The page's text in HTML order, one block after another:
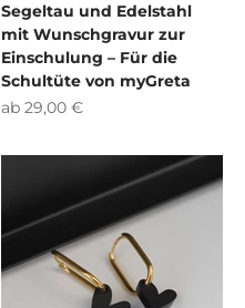
Segeltau und Edelstahl
mit Wunschgravur zur
Einschulung – Für die
Schultüte von myGreta
Angebot
ab 29,00 €